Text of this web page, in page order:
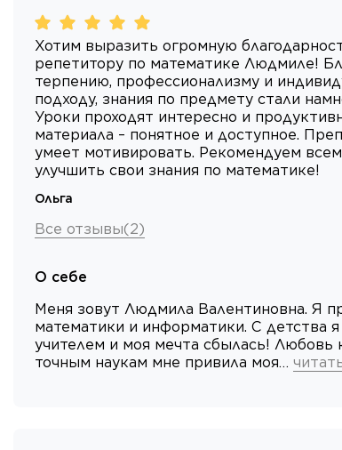
Хотим выразить огромную
репетитору по математике Людмиле!
терпению, профессионализму и
подходу, знания по предмету стали
Уроки проходят интересно и
материала – понятное и доступное.
умеет мотивировать. Рекомендуем
улучшить свои знания по математике!
Ольга
Все отзывы(2)
О себе
Меня зовут Людмила Валентиновна. Я
математики и информатики. С детства
учителем и моя мечта сбылась! Любовь
точным наукам мне привила моя…